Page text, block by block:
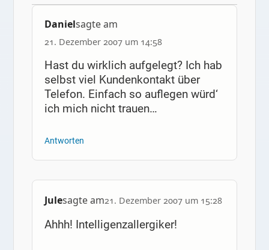
Danielsagte am
21. Dezember 2007 um 14:58
Hast du wirklich aufgelegt? Ich hab
selbst viel Kundenkontakt über
Telefon. Einfach so auflegen würd‘
ich mich nicht trauen…
Antworten
Julesagte am21. Dezember 2007 um 15:28
Ahhh! Intelligenzallergiker!